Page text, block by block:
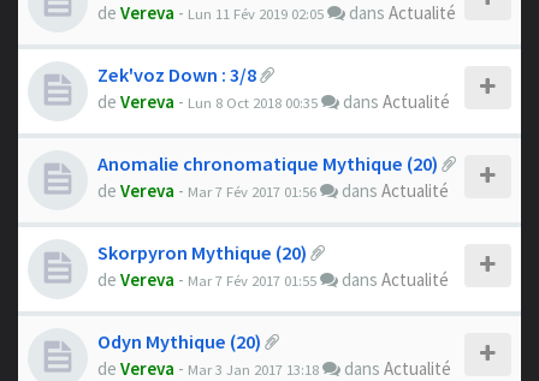
de Vereva - Lun 11 Fév 2019 02:05 dans Actualité
Zek'voz Down : 3/8
de Vereva - Lun 8 Oct 2018 00:35 dans Actualité
Anomalie chronomatique Mythique (20)
de Vereva - Mar 7 Fév 2017 01:56 dans Actualité
Skorpyron Mythique (20)
de Vereva - Mar 7 Fév 2017 01:55 dans Actualité
Odyn Mythique (20)
de Vereva - Mar 3 Jan 2017 13:18 dans Actualité